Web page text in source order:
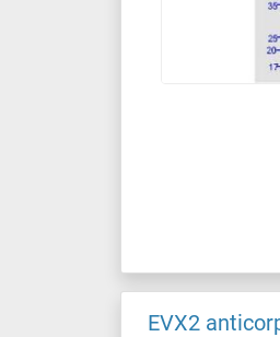
EVX2